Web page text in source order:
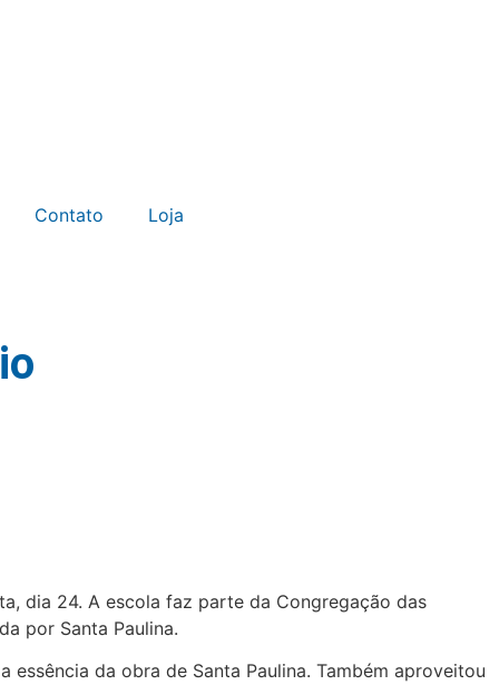
Contato Loja
dia 24. A escola faz parte da Congregação das
por Santa Paulina.
da obra de Santa Paulina. Também aproveitou